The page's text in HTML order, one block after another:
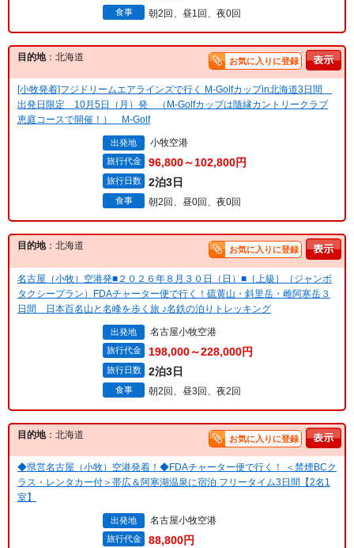
食事 朝2回、昼1回、夜0回
目的地：北海道 お気に入りに登録
[小牧発着]フジドリームエアラインズで行く M-Golfカップin北海道3日間
出発日限定 10月5日（月）発 （M-Golfカップは隨縁カントリークラブ
恵庭コースで開催！） M-Golf
出発地 小牧空港
旅行代金 96,800～102,800円
旅行日数 2泊3日
食事 朝2回、昼0回、夜0回
目的地：北海道 お気に入りに登録
名古屋（小牧）空港発■２０２６年８月３０日（日）■［上級］（ジャンボ
タクシープラン）FDAチャーター便で行く！硫黄山・斜里岳・雌阿寒岳３
日間 日本百名山と名峰を歩く旅 ♪名鉄の泊りトレッキング
出発地 名古屋小牧空港
旅行代金 198,000～228,000円
旅行日数 2泊3日
食事 朝2回、昼3回、夜2回
目的地：北海道 お気に入りに登録
◆県営名古屋（小牧）空港発着！◆FDAチャーター便で行く！ ＜禁煙BCク
ラス・レンタカー付＞帯広＆阿寒湖温泉に宿泊 フリータイム3日間【2名1
室】
出発地 名古屋小牧空港
旅行代金 88,800円